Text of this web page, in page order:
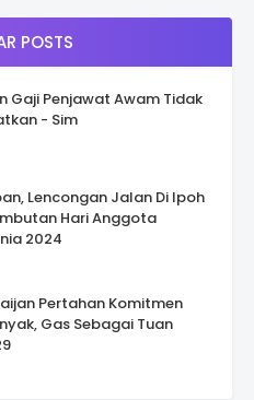
POSTS
Gaji Penjawat Awam Tidak
- Sim
Lencongan Jalan Di Ipoh
Hari Anggota
2024
Pertahan Komitmen
Gas Sebagai Tuan